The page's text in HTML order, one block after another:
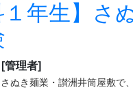
１年生】さ
[管理者]
ぬき麺業・讃洲井筒屋敷